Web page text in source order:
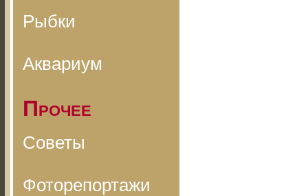
Рыбки
Аквариум
Прочее
Советы
Фоторепортажи